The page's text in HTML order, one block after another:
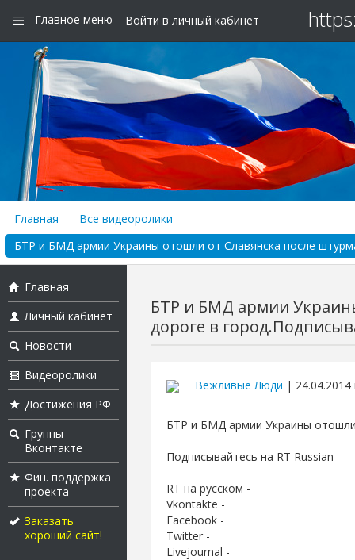
Главное меню Войти в личный кабинет
Главная
Все видеоролики
БТР и БМД армии Украины отошли от Славянска после
Главная
Личный кабинет
Новости
Видеоролики
Достижения РФ
Группы
Вконтакте
Фин. поддержка
проекта
Заказать
хороший сайт!
БТР и БМД армии
дороге в
Вежливые Люди | 24.04.2014
БТР и БМД армии Украины отошли
Подписывайтесь на RT Russian -
RT на русском -
Vkontakte -
Facebook -
Twitter -
Livejournal -